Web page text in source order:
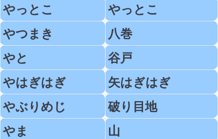
やっとこ
やっとこ
やつまき
八巻
やと
谷戸
やはぎはぎ
矢はぎはぎ
やぶりめじ
破り目地
やま
山